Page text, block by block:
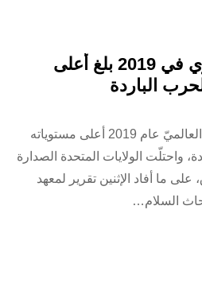
الإنفاق العسكري في 2019 بلغ أعلى
الباردة
بلغ الإنفاق العسكري العالميّ عام 2019 أعلى مستوياته
واحتلّت الولايات المتحدة الصدارة
ما أفاد الإثنين تقرير لمعهد
السلام…